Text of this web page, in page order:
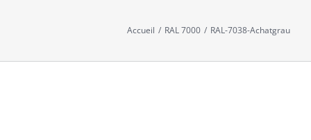
Accueil / RAL 7000 / RAL-7038-Achatgrau